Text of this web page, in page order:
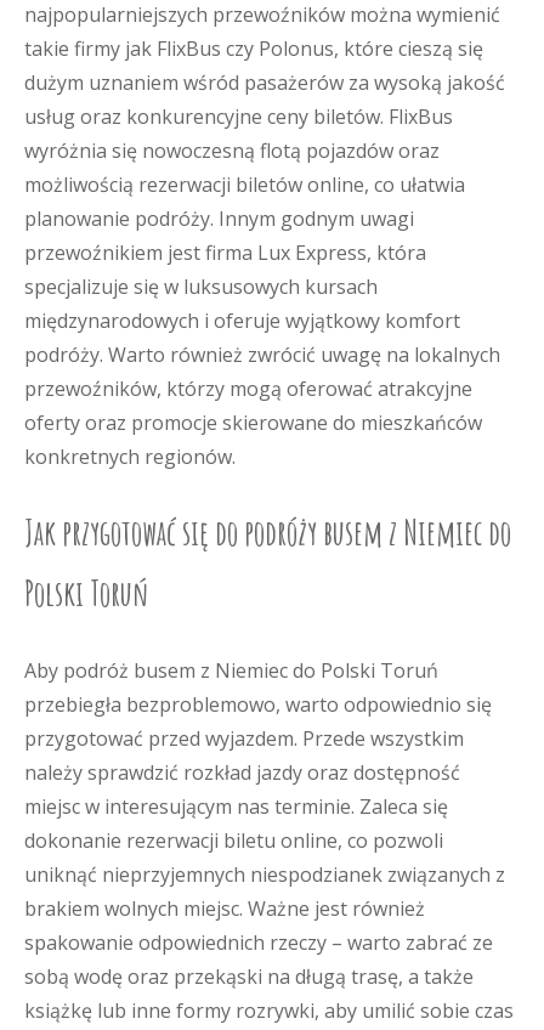
najpopularniejszych przewoźników można wymienić
takie firmy jak FlixBus czy Polonus, które cieszą się
dużym uznaniem wśród pasażerów za wysoką jakość
usług oraz konkurencyjne ceny biletów. FlixBus
wyróżnia się nowoczesną flotą pojazdów oraz
możliwością rezerwacji biletów online, co ułatwia
planowanie podróży. Innym godnym uwagi
przewoźnikiem jest firma Lux Express, która
specjalizuje się w luksusowych kursach
międzynarodowych i oferuje wyjątkowy komfort
podróży. Warto również zwrócić uwagę na lokalnych
przewoźników, którzy mogą oferować atrakcyjne
oferty oraz promocje skierowane do mieszkańców
konkretnych regionów.
Jak przygotować się do podróży busem z Niemiec do
Polski Toruń
Aby podróż busem z Niemiec do Polski Toruń
przebiegła bezproblemowo, warto odpowiednio się
przygotować przed wyjazdem. Przede wszystkim
należy sprawdzić rozkład jazdy oraz dostępność
miejsc w interesującym nas terminie. Zaleca się
dokonanie rezerwacji biletu online, co pozwoli
uniknąć nieprzyjemnych niespodzianek związanych z
brakiem wolnych miejsc. Ważne jest również
spakowanie odpowiednich rzeczy – warto zabrać ze
sobą wodę oraz przekąski na długą trasę, a także
książkę lub inne formy rozrywki, aby umilić sobie czas